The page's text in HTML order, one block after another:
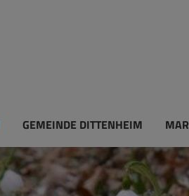
GEMEINDE DITTENHEIM